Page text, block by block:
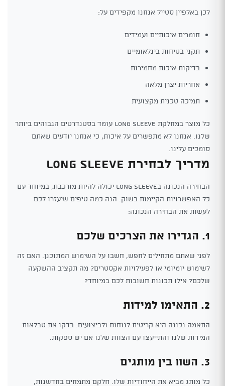
לכן באלפיין סטייל אנחנו מקפידים על:
חומרים איכותיים ועמידים
תקני בטיחות בינלאומיים
בדיקות איכות מחמירות
אחריות יצרן מלאה
תמיכה טכנית מקצועית
כל מוצר במחלקת Long Sleeve עומד בסטנדרטים הגבוהים ביותר
שלנו. אנחנו לא מתפשרים על איכות, כי אנחנו יודעים שאתם
סומכים עלינו.
מדריך לבחירת Long Sleeve
הבחירה הנכונה בLong Sleeve יכולה להיות מורכבת, במיוחד עם
כל האפשרויות הקיימות בשוק. הנה כמה טיפים שיעזרו לכם
לעשות את הבחירה הנכונה:
1. הגדירו את הצרכים שלכם
לפני שאתם מתחילים לחפש, חשבו על השימוש המתוכנן. האם זה
לשימוש יומיומי או לפעילויות אקסטרים? מה תקציב ההשקעה
שלכם? אילו תכונות חשובות לכם במיוחד?
2. התאימו למידות
התאמה נכונה היא קריטית לנוחות ולביצועים. בדקו את טבלאות
המידות שלנו והתייעצו עם הצוות שלנו אם יש ספקות.
3. השוו בין מותגים
כל מותג מביא את הייחודיות שלו. חלקם מתמחים בחדשנות,